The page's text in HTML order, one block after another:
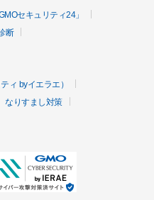
セキュリティ24」
断
ィ byイエラエ）
なりすまし対策